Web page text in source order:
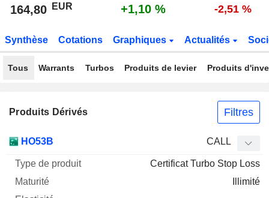
164,80 EUR +1,10 % -2,51 %
Synthèse Cotations Graphiques Actualités
Tous Warrants Turbos Produits de levier Produits
Produits Dérivés Filtres
Mnemo Type produit
Elasticité Levier Parité
HO53B CALL
Certificat Turbo Stop Loss
Illimité